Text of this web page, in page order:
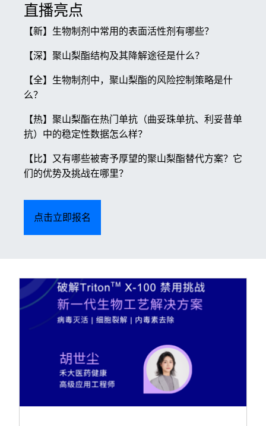
直播亮点
【新】生物制剂中常用的表面活性剂有哪些？
【深】聚山梨酯结构及其降解途径是什么？
【全】生物制剂中，聚山梨酯的风险控制策略是什
么？
【热】聚山梨酯在热门单抗（曲妥珠单抗、利妥昔单
抗）中的稳定性数据怎么样？
【比】又有哪些被寄予厚望的聚山梨酯替代方案？它
们的优势及挑战在哪里？
点击立即报名